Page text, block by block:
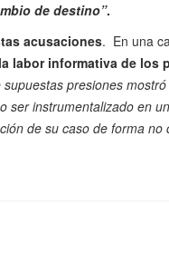
de destino”.
acusaciones. En una
labor informativa de los
presiones
ser instrumentalizado en
de su caso de forma no